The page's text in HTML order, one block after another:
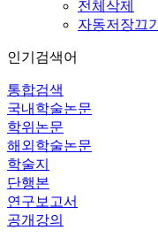
전체삭제
자동저장끄기
인기검색어
통합검색
국내학술논문
학위논문
해외학술논문
학술지
단행본
연구보고서
공개강의